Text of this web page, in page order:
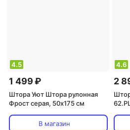
4.5
1 499 ₽
Штора Уют Штора рулонная
Фрост серая, 50х175 см
В магазин
4.6
2